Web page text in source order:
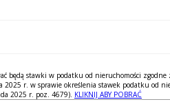
będą stawki w podatku od nieruchomości zgodne
r. w sprawie określenia stawek podatku od
2025 r. poz. 4679). KLIKNIJ ABY POBRAĆ